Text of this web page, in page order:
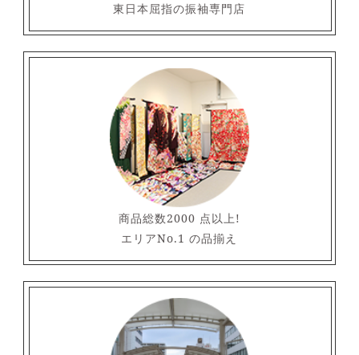
東日本屈指の振袖専門店
商品総数2000 点以上!
エリアNo.1 の品揃え